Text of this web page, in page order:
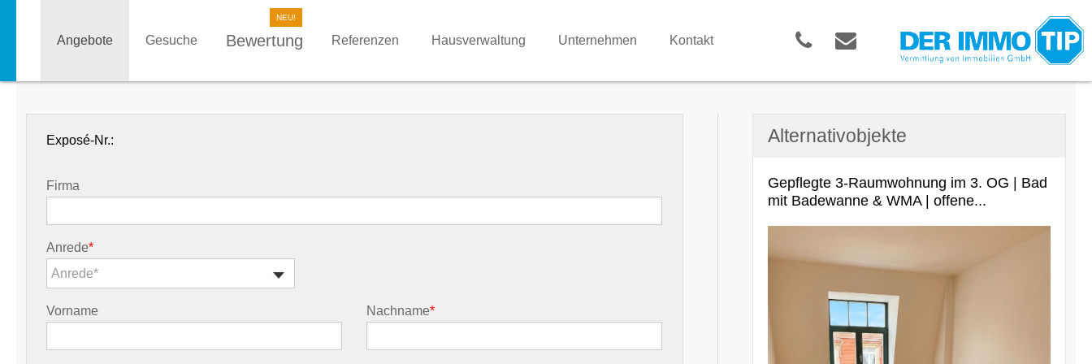
Angebote Gesuche Bewertung Referenzen Hausverwaltung Unternehmen Kontakt
Exposé-Nr.:
Firma
Anrede*
Anrede*
Vorname Nachname*
Alternativobjekte
Gepflegte 3-Raumwohnung im 3. OG | Bad
mit Badewanne & WMA | offene...